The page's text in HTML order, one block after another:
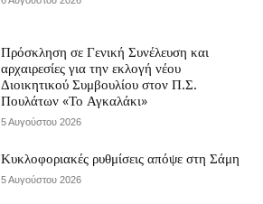
Πρόσκληση σε Γενική Συνέλευση και
αρχαιρεσίες για την εκλογή νέου
Διοικητικού Συμβουλίου στον Π.Σ.
Πουλάτων «Το Αγκαλάκι»
5 Αυγούστου 2026
Κυκλοφοριακές ρυθμίσεις απόψε στη Σάμη
5 Αυγούστου 2026